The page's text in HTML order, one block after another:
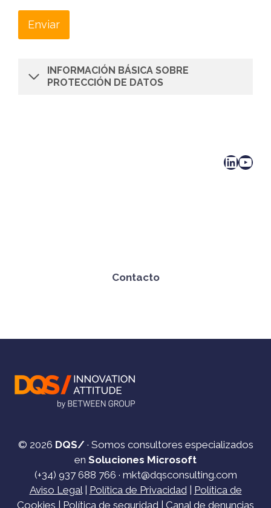
Enviar
INFORMACIÓN BÁSICA SOBRE
PROTECCIÓN DE DATOS
LinkedIn YouTube
Contacto
© 2026 DQS/· Somos consultores especializados
en Soluciones Microsoft
(+34) 937 688 766 · mkt@dqsconsulting.com
Aviso Legal| Política de Privacidad| Política de
Cookies
Política de seguridad Canal de denuncias